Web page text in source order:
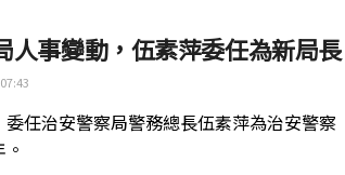
人事變動，伍素萍委任為新局長
任治安警察局警務總長伍素萍為治安警察